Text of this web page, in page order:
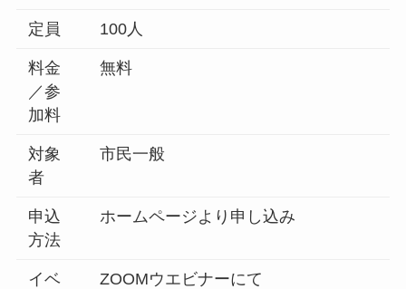
定員 100人
料金
／参
加料
無料
対象
者
市民一般
申込
方法
ホームページより申し込み
イベ
ZOOMウエビナーにて